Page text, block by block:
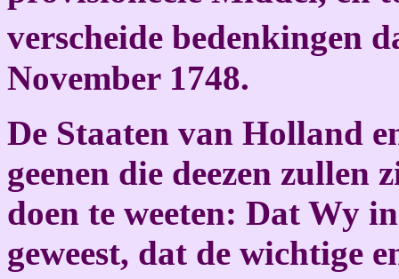
verscheide bedenkingen
November 1748.
De Staaten van Holland
geenen die deezen zullen
doen te weeten: Dat Wy
geweest, dat de wichtige